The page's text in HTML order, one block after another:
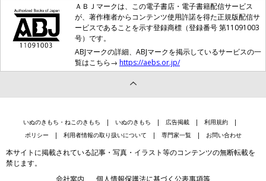
ＡＢＪマークは、この電子書店・電子書籍配信サービス
が、著作権者からコンテンツ使用許諾を得た正規版配信サ
ービスであることを示す登録商標（登録番号 第11091003
号）です。
ABJマークの詳細、ABJマークを掲示しているサービスの一
覧はこちら→ https://aebs.or.jp/
いぬのきもち・ねこのきもち いぬのきもち 広告掲載
利用規約
ポリシー
利用者情報の取り扱いについて 専門家一覧 お問い合わせ
本サイトに掲載されている記事・写真・イラスト等のコンテンツの無断転載を
禁じます。